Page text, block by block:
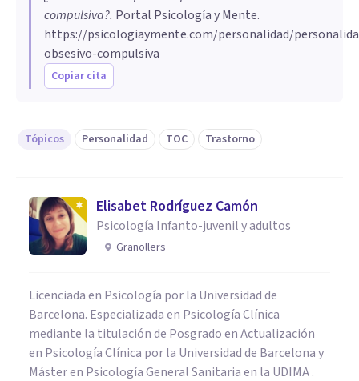
compulsiva?. Portal Psicología y Mente.
https://psicologiaymente.com/personalidad/
obsesivo-compulsiva
Copiar cita
Tópicos Personalidad TOC Trastorno
Elisabet Rodríguez Camón
Psicología Infanto-juvenil y adultos
Granollers
Licenciada en Psicología por la Universidad de
Barcelona. Especializada en Psicología Clínica
mediante la titulación de Posgrado en Actualización
en Psicología Clínica por la Universidad de Barcelona y
Máster en Psicología General Sanitaria en la UDIMA .